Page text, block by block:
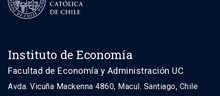
Instituto de Economía
Facultad de Economía y Administración UC
Avda. Vicuña Mackenna 4860, Macul. Santiago, Chile